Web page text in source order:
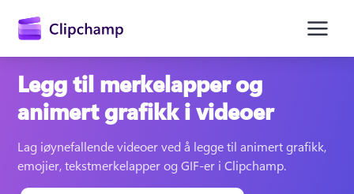
Legg til merkelapper og
animert grafikk i videoer
Lag iøynefallende videoer ved å legge til animert grafikk,
emojier, tekstmerkelapper og GIF-er i Clipchamp.